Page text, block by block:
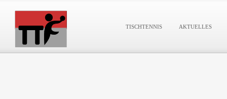
TISCHTENNIS AKTUELLES